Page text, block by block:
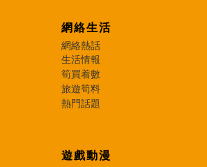
網絡生活
網絡熱話
生活情報
筍買着數
旅遊筍料
熱門話題
遊戲動漫